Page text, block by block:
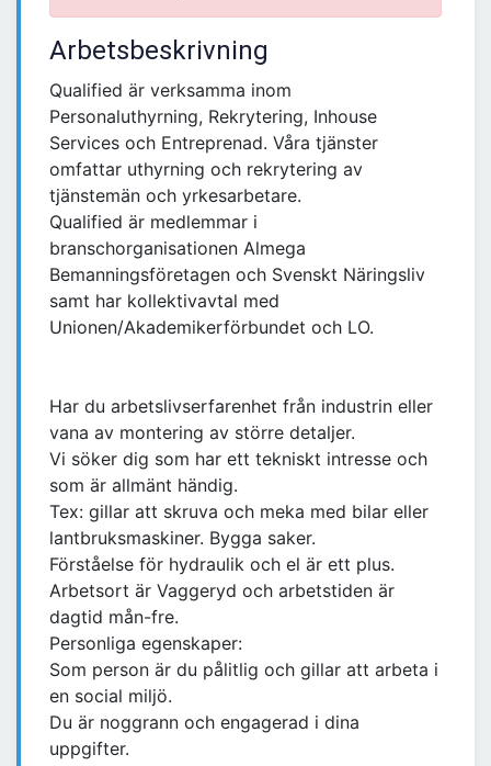
Arbetsbeskrivning
Qualified är verksamma inom
Personaluthyrning, Rekrytering, Inhouse
Services och Entreprenad. Våra tjänster
omfattar uthyrning och rekrytering av
tjänstemän och yrkesarbetare.
Qualified är medlemmar i
branschorganisationen Almega
Bemanningsföretagen och Svenskt Näringsliv
samt har kollektivavtal med
Unionen/Akademikerförbundet och LO.
Har du arbetslivserfarenhet från industrin eller
vana av montering av större detaljer.
Vi söker dig som har ett tekniskt intresse och
som är allmänt händig.
Tex: gillar att skruva och meka med bilar eller
lantbruksmaskiner. Bygga saker.
Förståelse för hydraulik och el är ett plus.
Arbetsort är Vaggeryd och arbetstiden är
dagtid mån-fre.
Personliga egenskaper:
Som person är du pålitlig och gillar att arbeta i
en social miljö.
Du är noggrann och engagerad i dina
uppgifter.